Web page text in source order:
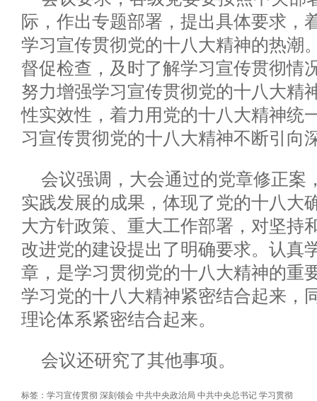
际，作出专题部署，提出具体要求，
学习宣传贯彻党的十八大精神的热潮
督促检查，及时了解学习宣传贯彻情
努力增强学习宣传贯彻党的十八大精
性实效性，着力用党的十八大精神统
习宣传贯彻党的十八大精神不断引向
会议强调，大会通过的党章修正案
实践发展的成果，体现了党的十八大
大方针政策、重大工作部署，对坚持
改进党的建设提出了明确要求。认真
章，是学习贯彻党的十八大精神的重
学习党的十八大精神紧密结合起来，
理论体系紧密结合起来。
会议还研究了其他事项。
标签： 学习宣传贯彻 深刻领会 中共中央政治局 中共中央总书记 学习贯彻